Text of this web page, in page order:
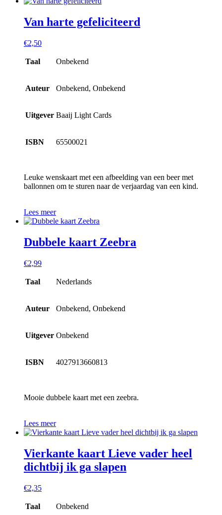
Van harte gefeliciteerd
€2,50
Taal Onbekend
Auteur Onbekend, Onbekend
Uitgever Baaij Light Cards
ISBN 65500021
Leuke wenskaart met een afbeelding van een beer met
ballonnen om te sturen naar de verjaardag van een kind.
Lees meer
Dubbele kaart Zeebra
€2,99
Taal Nederlands
Auteur Onbekend, Onbekend
Uitgever Onbekend
ISBN 4027913660813
Mooie dubbele kaart met een zeebra.
Lees meer
Vierkante kaart Lieve vader heel
dichtbij ik ga slapen
€2,35
Taal Onbekend